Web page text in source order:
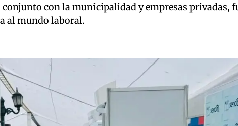
con la municipalidad y empresas privadas,
al mundo laboral.